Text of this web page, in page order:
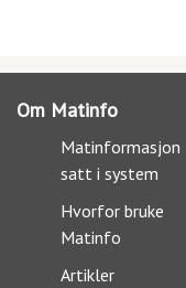
Om Matinfo
Matinformasjon
satt i system
Hvorfor bruke
Matinfo
Artikler